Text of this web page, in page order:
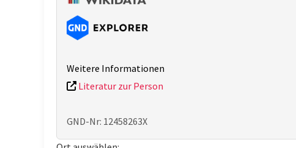
Weitere Informationen
Literatur zur Person
GND-Nr: 12458263X